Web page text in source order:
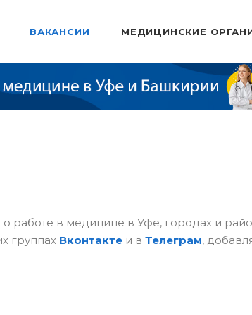
ВАКАНСИИ МЕДИЦИНСКИЕ
работе в медицине в Уфе, городах и
группах Вконтактеи в Телеграм,